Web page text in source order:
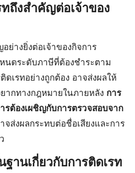
ทถึงสำคัญต่อเจ้าของ
ย่างยิ่งต่อเจ้าของกิจการ
นดระดับภาษีที่ต้องชำระตาม
เรทอย่างถูกต้อง อาจส่งผลให้
ากทางกฎหมายในภายหลัง การ
รต้องเผชิญกับการตรวจสอบจาก
จส่งผลกระทบต่อชื่อเสียงและการ
านเกี่ยวกับการติดเรท